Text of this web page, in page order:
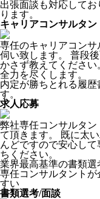
出張面談も対応して
ります。
キャリアコンサルタン
専任のキャリアコン
伺い致します。 普段
かさず教えてください
全力を尽くします。
内定が勝ちとれる履
す。
求人応募
弊社専任コンサルタ
て頂きます。 既に太
んどですので安心し
ちください。
業界最高基準の書類選
専任コンサルタント
すい
書類選考/面談